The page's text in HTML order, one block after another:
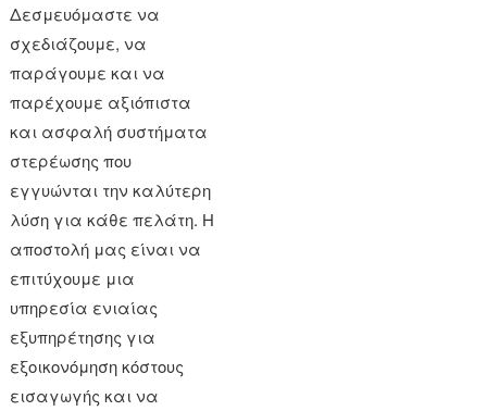
Δεσμευόμαστε να
σχεδιάζουμε, να
παράγουμε και να
παρέχουμε αξιόπιστα
και ασφαλή συστήματα
στερέωσης που
εγγυώνται την καλύτερη
λύση για κάθε πελάτη. Η
αποστολή μας είναι να
επιτύχουμε μια
υπηρεσία ενιαίας
εξυπηρέτησης για
εξοικονόμηση κόστους
εισαγωγής και να